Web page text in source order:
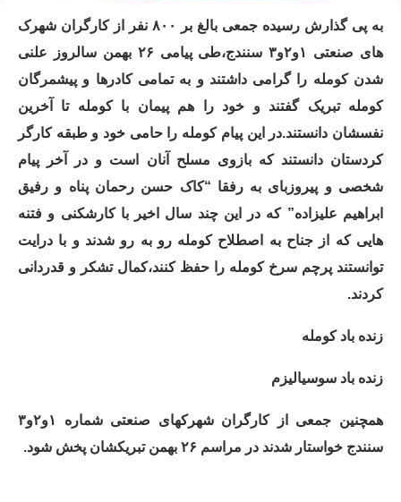
به پی گذارش رسیده جمعی بالغ بر ۸۰۰ نفر از کارگران شهرک
های صنعتی ۱و۲و۳ سنندج،طی پیامی ۲۶ بهمن سالروز علنی
شدن کومله را گرامی داشتند و به تمامی کادرها و پیشمرگان
کومله تبریک گفتند و خود را هم پیمان با کومله تا آخرین
نفسشان دانستند.در این پیام کومله را حامی خود و طبقه کارگر
کردستان دانستند که بازوی مسلح آنان است و در آخر پیام
شخصی و پیروزبای به رفقا “کاک حسن رحمان پناه و رفیق
ابراهیم علیزاده” که در این چند سال اخیر با کارشکنی و فتنه
هایی که از جناح به اصطلاح کومله رو به رو شدند و با درایت
توانستند پرچم سرخ کومله را حفظ کنند،کمال تشکر و قدردانی
کردند.
زنده باد کومله
زنده باد سوسیالیزم
همچنین جمعی از کارگران شهرکهای صنعتی شماره ۱و۲و۳
سنندج خواستار شدند در مراسم ۲۶ بهمن تبریکشان پخش شود.